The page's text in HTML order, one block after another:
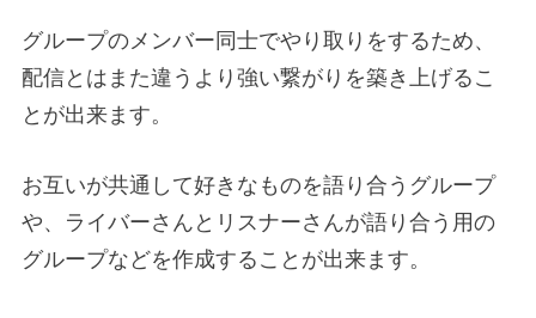
グループのメンバー同士でやり取りをするため、
配信とはまた違うより強い繋がりを築き上げるこ
とが出来ます。
お互いが共通して好きなものを語り合うグループ
や、ライバーさんとリスナーさんが語り合う用の
グループなどを作成することが出来ます。